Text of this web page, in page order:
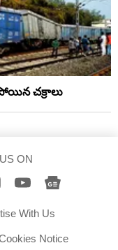
చక్రాలు
ON
With Us
Notice